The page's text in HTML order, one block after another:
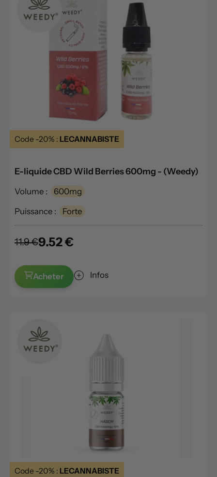
Code -20% : LECANNABISTE
E-liquide CBD Wild Berries 600mg - (Weedy)
Volume : 600mg
Puissance : Forte
11.9 €9.52 €
Acheter Infos
Code -20% : LECANNABISTE